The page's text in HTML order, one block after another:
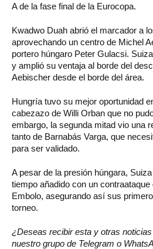
A de la fase final de la Eurocopa.
Kwadwo Duah abrió el marcador a
aprovechando un centro de Michel
portero húngaro Peter Gulacsi.
y amplió su ventaja al borde del
Aebischer desde el borde del área.
Hungría tuvo su mejor oportunidad
cabezazo de Willi Orban que no
embargo, la segunda mitad vio una
tanto de Barnabás Varga, que
para ser validado.
A pesar de la presión húngara,
tiempo añadido con un
Embolo, asegurando así sus
torneo.
¿Deseas recibir esta y otras
nuestro grupo de Telegram o